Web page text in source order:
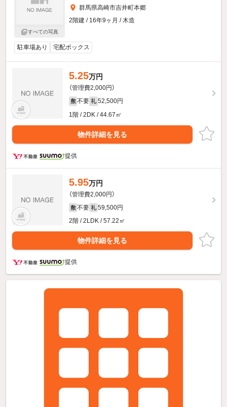
すべての写真
群馬県高崎市吉井町本郷
2階建 / 16年9ヶ月 / 木造
駐車場あり 宅配ボックス
5.25万円
（管理費2,000円）
敷 不要 礼 52,500円
1階 / 2DK / 44.67㎡
物件詳細を見る
提供
5.95万円
（管理費2,000円）
敷 不要 礼 59,500円
2階 / 2LDK / 57.22㎡
物件詳細を見る
提供